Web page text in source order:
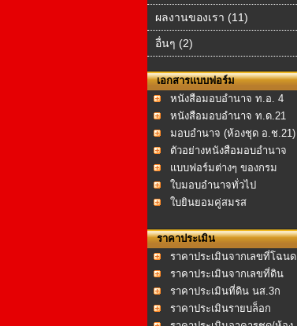
ผลงานของเรา (11)
อื่นๆ (2)
เอกสารแบบฟอร์ม
หนังสือมอบอำนาจ ท.อ. 4
หนังสือมอบอำนาจ ท.ด.21
มอบอำนาจ (ห้องชุด อ.ช.21)
ตัวอย่างหนังสือมอบอำนาจ
แบบฟอร์มต่างๆ ของกรม
ที่ดิน
ใบมอบอำนาจทั่วไป
ใบยินยอมคู่สมรส
ราคาประเมิน
ราคาประเมินจากเลขที่โฉนด
ราคาประเมินจากเลขที่ดิน
ราคาประเมินที่ดิน นส.3ก
ราคาประเมินรายบล็อก